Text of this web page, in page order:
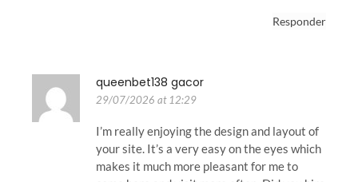
Responder
queenbet138 gacor
29/07/2026 at 12:29
I’m really enjoying the design and layout of
your site. It’s a very easy on the eyes which
makes it much more pleasant for me to